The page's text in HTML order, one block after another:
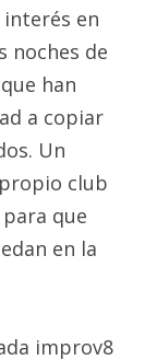
en
han
a copiar
Un
club
que
en la
improv8